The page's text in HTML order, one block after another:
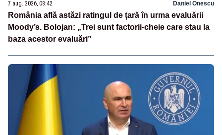
7 aug. 2026, 08:42 Daniel Onescu
România află astăzi ratingul de țară în urma evaluării
Moody’s. Bolojan: „Trei sunt factorii-cheie care stau la
baza acestor evaluări”